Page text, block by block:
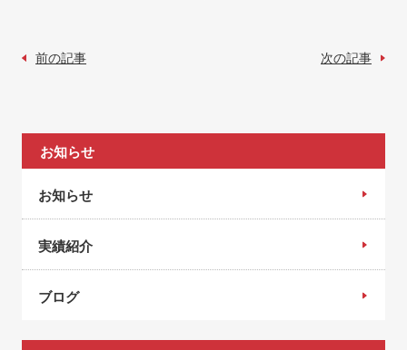
前の記事 次の記事
お知らせ
お知らせ
実績紹介
ブログ